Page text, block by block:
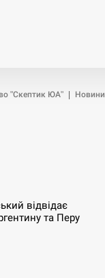
"Скептик ЮА" Новини
відвідає
та Перу